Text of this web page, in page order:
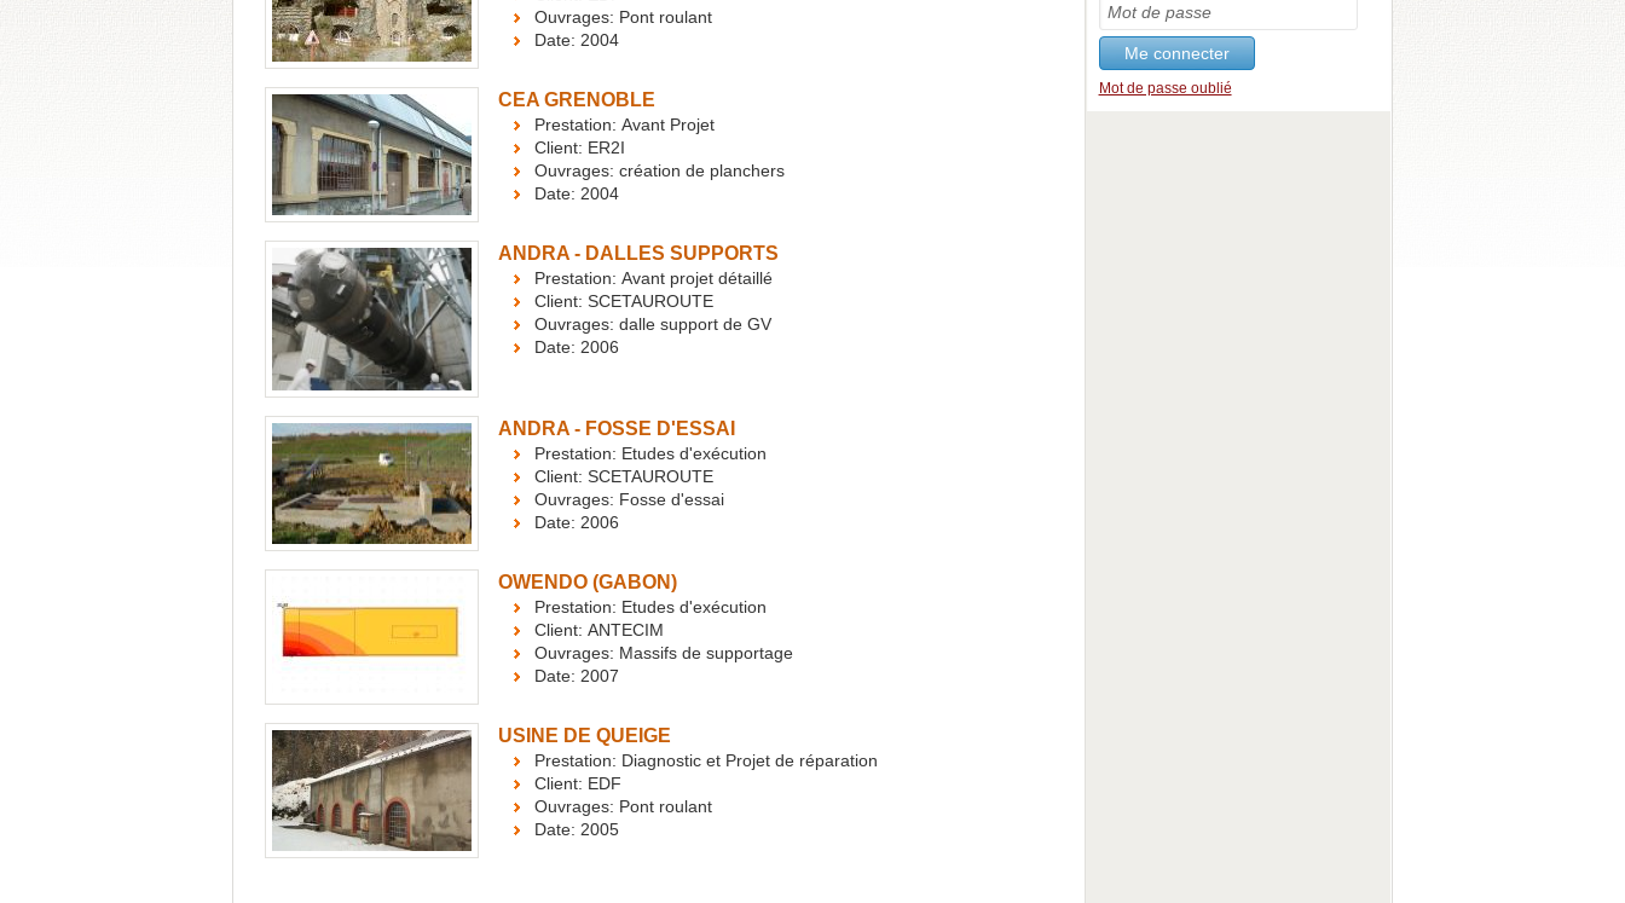
Ouvrages: Pont roulant
Date: 2004
CEA GRENOBLE
Prestation: Avant Projet
Client: ER2I
Ouvrages: création de planchers
Date: 2004
ANDRA - DALLES SUPPORTS
Prestation: Avant projet détaillé
Client: SCETAUROUTE
Ouvrages: dalle support de GV
Date: 2006
ANDRA - FOSSE D'ESSAI
Prestation: Etudes d'exécution
Client: SCETAUROUTE
Ouvrages: Fosse d'essai
Date: 2006
OWENDO (GABON)
Prestation: Etudes d'exécution
Client: ANTECIM
Ouvrages: Massifs de supportage
Date: 2007
USINE DE QUEIGE
Prestation: Diagnostic et Projet de réparation
Client: EDF
Ouvrages: Pont roulant
Date: 2005
Mot de passe oublié